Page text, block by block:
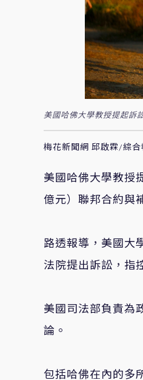
美國哈佛大學教授提起訴
梅花新聞網 邱啟霖/綜合
美國哈佛大學教
億元）聯邦合約與
路透報導，美國大
法院提出訴訟，指
美國司法部負責為
論。
包括哈佛在內的多